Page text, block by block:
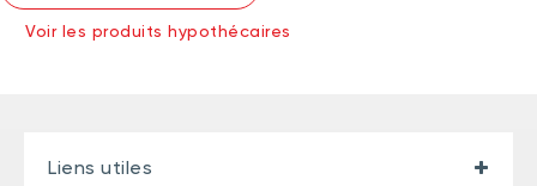
Voir les produits hypothécaires
Liens utiles